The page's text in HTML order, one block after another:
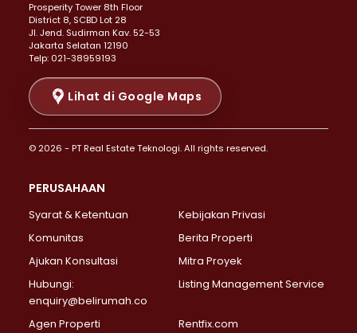
Properti Dijual di Menteng >
Properti Dijual di Senen >
Properti Dijual di Tanah Abang >
Properti Dijual di Cikini >
Properti Dijual di Kramat >
Properti Dijual di Pasar Baru >
Properti Dijual di Bendungan Hilir >
Properti Dijual di Jakarta Selatan >
Properti Dijual di Lebak Bulus >
Properti Dijual di Gandaria Selatan >
Properti Dijual di Pondok Labu >
Properti Dijual di Lenteng Agung >
Properti Dijual di Senayan >
Properti Dijual di Pondok Pinang >
Prosperity Tower 8th Floor
District 8, SCBD Lot 28
JI. Jend. Sudirman Kav. 52-53
Jakarta Selatan 12190
Telp: 021-38959193
Lihat di Google Maps
© 2026 - PT Real Estate Teknologi. All rights reserved.
PERUSAHAAN
Syarat & Ketentuan
Kebijakan Privasi
Komunitas
Berita Properti
Ajukan Konsultasi
Mitra Proyek
Hubungi:
enquiry@belirumah.co
Listing Management Service
Agen Properti Rentfix.com